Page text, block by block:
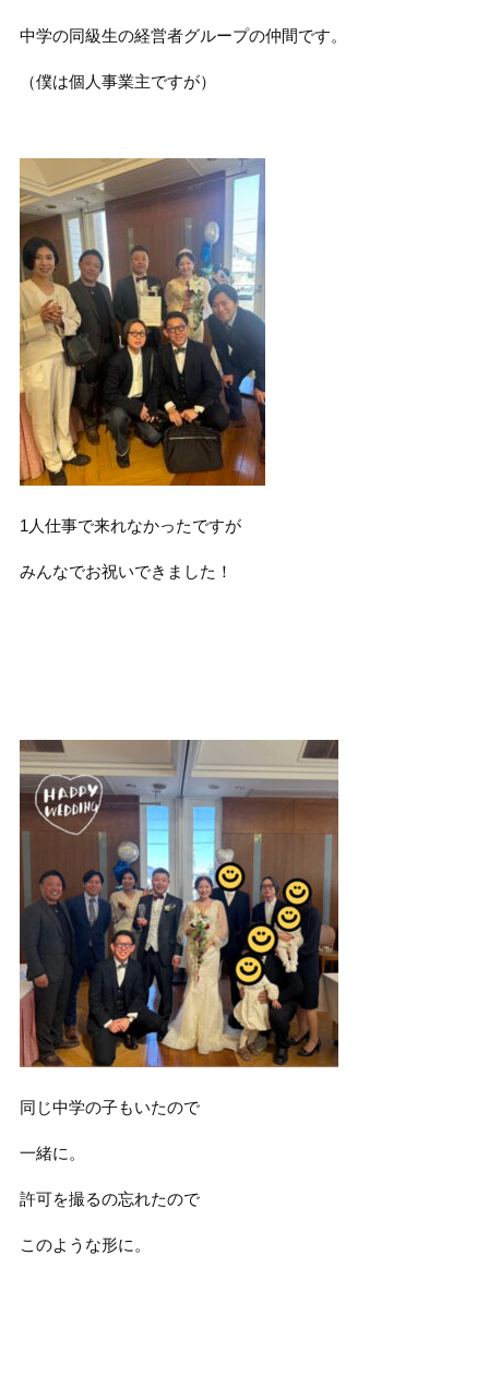
中学の同級生の経営者グループの仲間です。
（僕は個人事業主ですが）
1人仕事で来れなかったですが
みんなでお祝いできました！
同じ中学の子もいたので
一緒に。
許可を撮るの忘れたので
このような形に。